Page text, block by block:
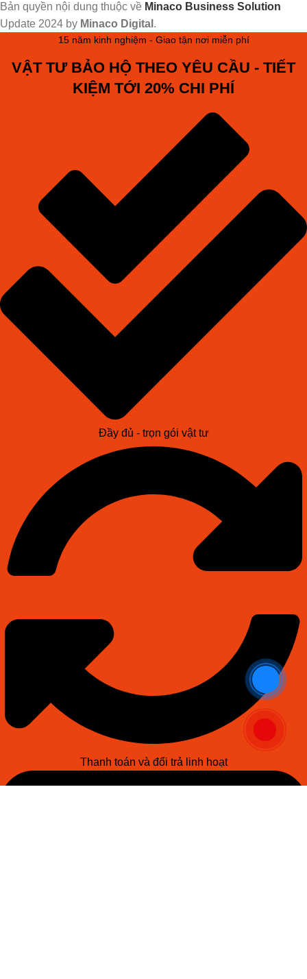
Bản quyền nội dung thuộc về Minaco Business Solution
Update 2024 by Minaco Digital .
15 năm kinh nghiệm - Giao tận nơi miễn phí
VẬT TƯ BẢO HỘ THEO YÊU CẦU - TIẾT
KIỆM TỚI 20% CHI PHÍ
Đầy đủ - trọn gói vật tư
Thanh toán và đổi trả linh hoạt